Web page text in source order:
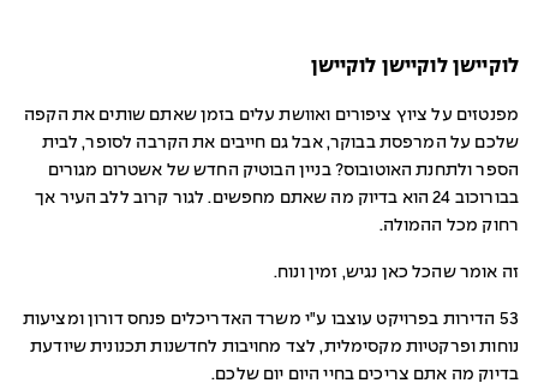
לוקיישן לוקיישן לוקיישן
מפנטזים על ציוץ ציפורים ואוושת עלים בזמן שאתם שותים את הקפה
שלכם על המרפסת בבוקר, אבל גם חייבים את הקרבה לסופר, לבית
הספר ולתחנת האוטובוס? בניין הבוטיק החדש של אשטרום מגורים
בבורוכוב 24 הוא בדיוק מה שאתם מחפשים. לגור קרוב ללב העיר אך
רחוק מכל ההמולה.
זה אומר שהכל כאן נגיש, זמין ונוח.
53 הדירות בפרויקט עוצבו ע"י משרד האדריכלים פנחס דורון ומציעות
נוחות ופרקטיות מקסימלית, לצד מחויבות לחדשנות תכנונית שיודעת
בדיוק מה אתם צריכים בחיי היום יום שלכם.